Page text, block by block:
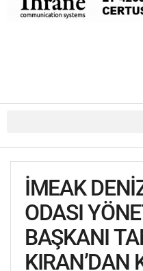
İMEAK
ODASI
BAŞKANI
KIRAN’DAN